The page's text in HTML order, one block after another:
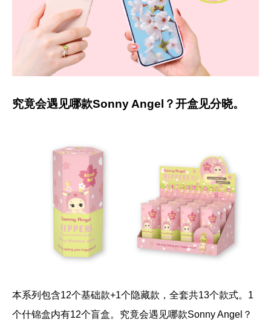
究竟会遇见哪款Sonny Angel？开盒见分晓。
本系列包含12个基础款+1个隐藏款，全套共13个款式。1
个什锦盒内有12个盲盒。究竟会遇见哪款Sonny Angel？